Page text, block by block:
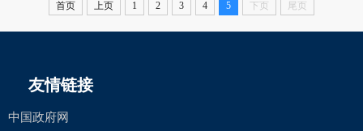
首页 上页 1 2 3 4 5 下页 尾页
友情链接
中国政府网